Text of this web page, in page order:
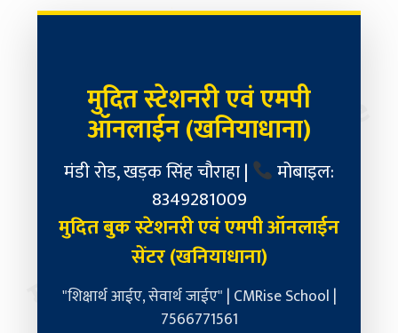
मुदित स्टेशनरी & MP Online
मुदित स्टेशनरी एवं एमपी
ऑनलाईन (खनियाधाना)
मंडी रोड, खड़क सिंह चौराहा |
मोबाइल:
8349281009
मुदित बुक स्टेशनरी एवं एमपी ऑनलाईन
सेंटर (खनियाधाना)
"शिक्षार्थ आईए, सेवार्थ जाईए" | CMRise School |
7566771561